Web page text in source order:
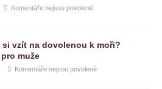
Komentáře nejsou povolené
si vzít na dovolenou k moři?
muže
Komentáře nejsou povolené